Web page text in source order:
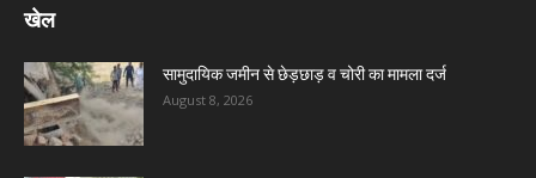
खेल
सामुदायिक जमीन से छेड़छाड़ व चोरी का मामला दर्ज
August 8, 2026